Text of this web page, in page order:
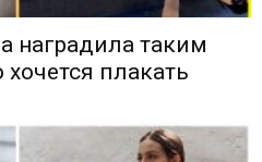
наградила таким
плакать